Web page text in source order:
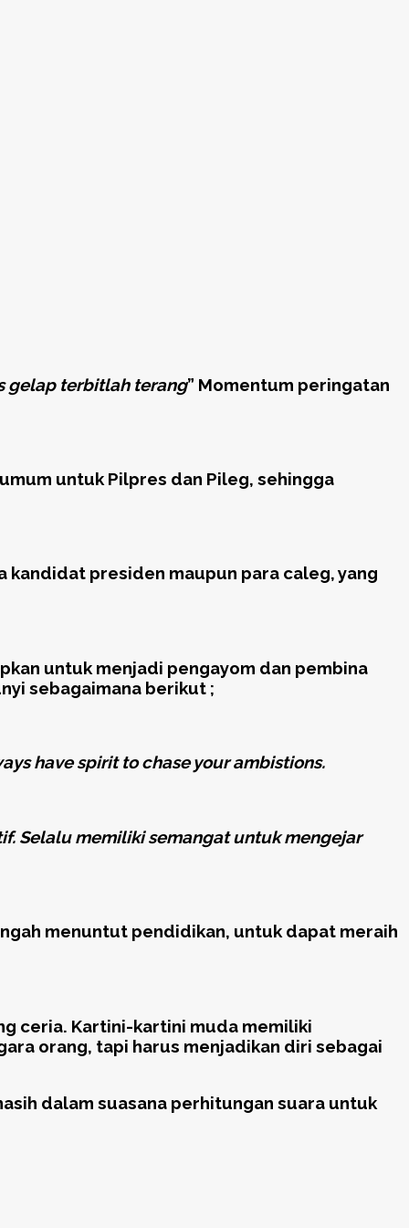
gelap terbitlah terang” Momentum peringatan
untuk Pilpres dan Pileg, sehingga
presiden maupun para caleg, yang
untuk menjadi pengayom dan pembina
sebagaimana berikut ;
have spirit to chase your ambistions.
Selalu memiliki semangat untuk mengejar
menuntut pendidikan, untuk dapat meraih
ceria. Kartini-kartini muda memiliki
orang, tapi harus menjadikan diri sebagai
dalam suasana perhitungan suara untuk